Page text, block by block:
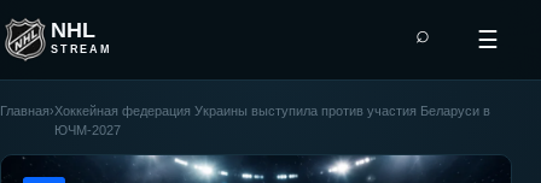
NHL
STREAM
⌕ ☰
Главная›Хоккейная федерация Украины выступила против участия Беларуси в
ЮЧМ-2027